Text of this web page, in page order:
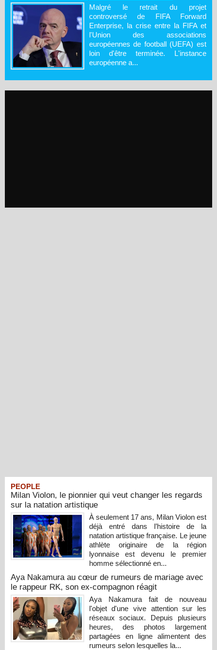
Malgré le retrait du projet
controversé de FIFA Forward
Enterprise, la crise entre la FIFA et
l'Union des associations
européennes de football (UEFA) est
loin d'être terminée. L'instance
européenne a...
PEOPLE
Milan Violon, le pionnier qui veut changer les regards
sur la natation artistique
À seulement 17 ans, Milan Violon est
déjà entré dans l’histoire de la
natation artistique française. Le jeune
athlète originaire de la région
lyonnaise est devenu le premier
homme sélectionné en...
Aya Nakamura au cœur de rumeurs de mariage avec
le rappeur RK, son ex-compagnon réagit
Aya Nakamura fait de nouveau
l'objet d'une vive attention sur les
réseaux sociaux. Depuis plusieurs
heures, des photos largement
partagées en ligne alimentent des
rumeurs selon lesquelles la...